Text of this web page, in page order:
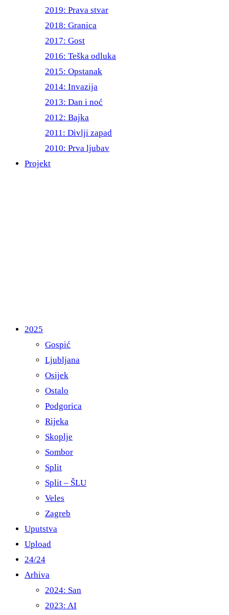
2019: Prava stvar
2018: Granica
2017: Gost
2016: Teška odluka
2015: Opstanak
2014: Invazija
2013: Dan i noć
2012: Bajka
2011: Divlji zapad
2010: Prva ljubav
Projekt
2025
Gospić
Ljubljana
Osijek
Ostalo
Podgorica
Rijeka
Skoplje
Sombor
Split
Split – ŠLU
Veles
Zagreb
Uputstva
Upload
24/24
Arhiva
2024: San
2023: AI